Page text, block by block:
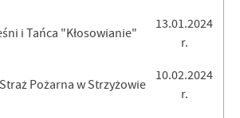
i Tańca "Kłosowianie"
13.01.2024
r.
Pożarna w Strzyżowie
10.02.2024
r.